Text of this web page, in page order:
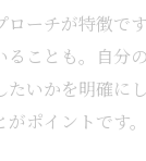
ローチが特徴で
ることも。自分
いかを明確に
ポイントです。